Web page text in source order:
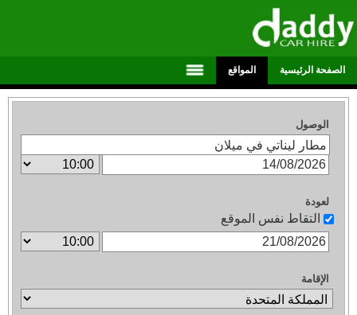
الصفحة الرئيسية المواقع
الوصول
لعودة
التقاط نفس الموقع
الإقامة